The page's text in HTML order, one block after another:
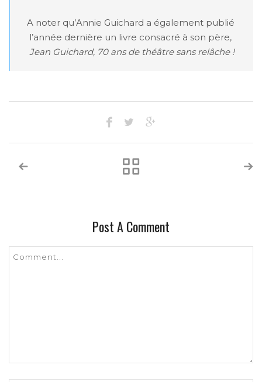
A noter qu’Annie Guichard a également publié
Jean Guichard, 70 ans de théâtre sans relâche !
Post A Comment